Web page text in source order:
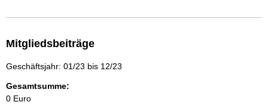
Mitgliedsbeiträge
Geschäftsjahr: 01/23 bis 12/23
Gesamtsumme:
0 Euro